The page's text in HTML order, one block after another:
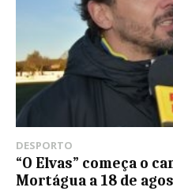
DESPORTO
“O Elvas” começa o
Mortágua a 18 de